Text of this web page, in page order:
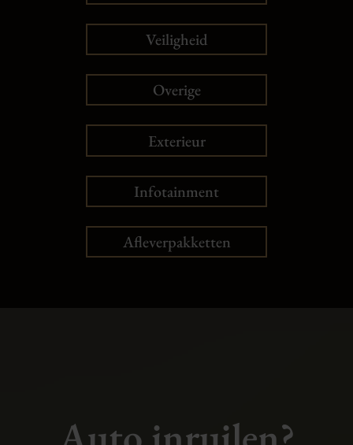
Veiligheid
Overige
Exterieur
Infotainment
Afleverpakketten